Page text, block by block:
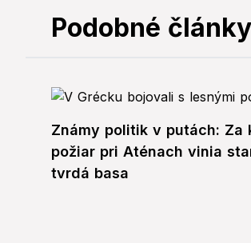
Podobné články
Známy politik v putách: Za
požiar pri Aténach vinia
tvrdá basa